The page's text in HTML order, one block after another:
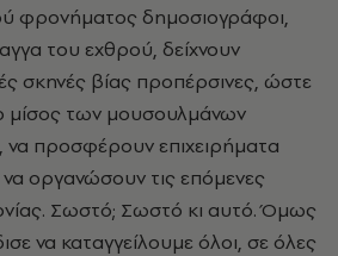
φρονήματος δημοσιογράφοι,
του εχθρού, δείχνουν
σκηνές βίας προπέρσινες, ώστε
μίσος των μουσουλμάνων
να προσφέρουν επιχειρήματα
οργανώσουν τις επόμενες
Σωστό; Σωστό κι αυτό. Όμως
να καταγγείλουμε όλοι, σε όλες